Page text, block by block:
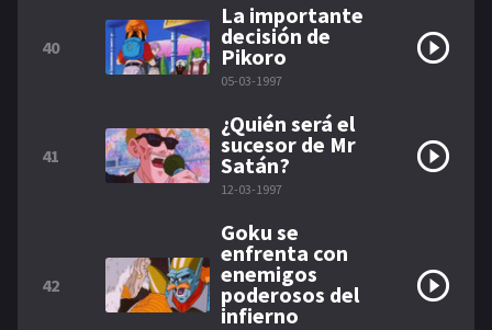
40
La importante
decisión de
Pikoro
05-03-1997
41
¿Quién será el
sucesor de Mr
Satán?
12-03-1997
42
Goku se
enfrenta con
enemigos
poderosos del
infierno